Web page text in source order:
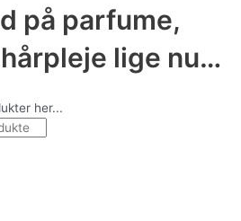
på parfume,
lige nu…
her...